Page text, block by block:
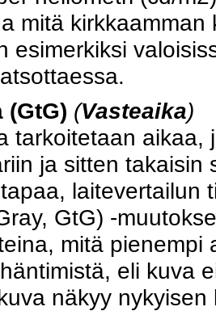
mitä
esimerkiksi
(GtG) (Vasteaika)
tarkoitetaan aikaa,
ja sitten takaisin
laitevertailun
GtG) -
mitä
eli kuva
näkyy